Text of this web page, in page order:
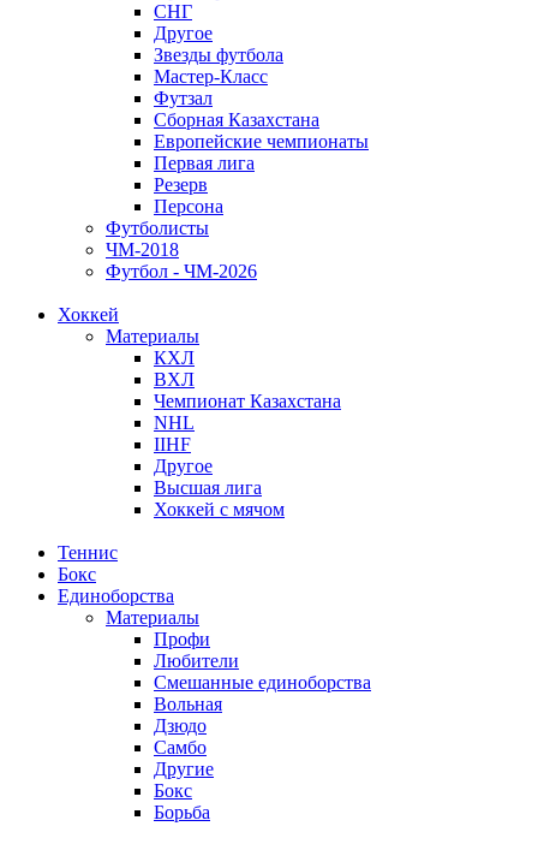
СНГ
Другое
Звезды футбола
Мастер-Класс
Футзал
Сборная Казахстана
Европейские чемпионаты
Первая лига
Резерв
Персона
Футболисты
ЧМ-2018
Футбол - ЧМ-2026
Хоккей
Материалы
КХЛ
ВХЛ
Чемпионат Казахстана
NHL
IIHF
Другое
Высшая лига
Хоккей с мячом
Теннис
Бокс
Единоборства
Материалы
Профи
Любители
Смешанные единоборства
Вольная
Дзюдо
Самбо
Другие
Бокс
Борьба